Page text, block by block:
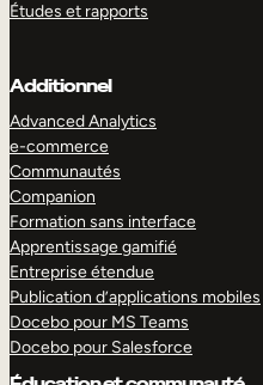
Études et rapports
Additionnel
Advanced Analytics
e-commerce
Communautés
Companion
Formation sans interface
Apprentissage gamifié
Entreprise étendue
Publication d’applications mobiles
Docebo pour MS Teams
Docebo pour Salesforce